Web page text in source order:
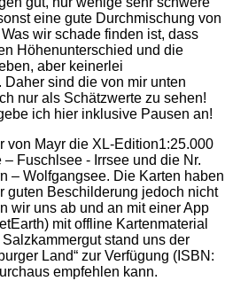
eine gute Durchmischung von
wir schade finden ist, dass
Höhenunterschied und die
aber keinerlei
sind die von mir unten
nur als Schätzwerte zu sehen!
ich hier inklusive Pausen an!
von Mayr die XL-Edition1:25.000
– Fuschlsee - Irrsee und die Nr.
– Wolfgangsee. Die Karten haben
guten Beschilderung jedoch nicht
wir uns ab und an mit einer App
mit offline Kartenmaterial
stand uns der
Land“ zur Verfügung (ISBN:
empfehlen kann.